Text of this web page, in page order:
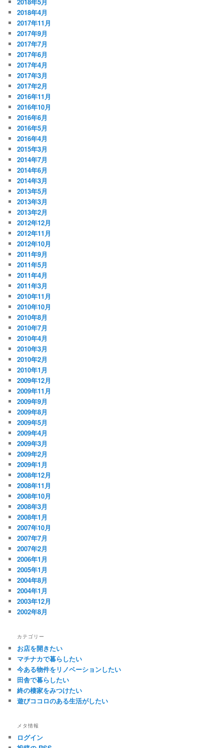
2018年4月
2017年11月
2017年9月
2017年7月
2017年6月
2017年4月
2017年3月
2017年2月
2016年11月
2016年10月
2016年6月
2016年5月
2016年4月
2015年3月
2014年7月
2014年6月
2014年3月
2013年5月
2013年3月
2013年2月
2012年12月
2012年11月
2012年10月
2011年9月
2011年5月
2011年4月
2011年3月
2010年11月
2010年10月
2010年8月
2010年7月
2010年4月
2010年3月
2010年2月
2010年1月
2009年12月
2009年11月
2009年9月
2009年8月
2009年5月
2009年4月
2009年3月
2009年2月
2009年1月
2008年12月
2008年11月
2008年10月
2008年3月
2008年1月
2007年10月
2007年7月
2007年2月
2006年1月
2005年1月
2004年8月
2004年1月
2003年12月
2002年8月
カテゴリー
お店を開きたい
マチナカで暮らしたい
今ある物件をリノベーションしたい
田舎で暮らしたい
終の棲家をみつけたい
遊びココロのある生活がしたい
メタ情報
ログイン